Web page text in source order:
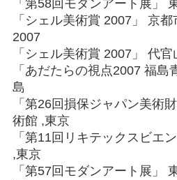
「第58回モダンアート展」
「シェル美術賞 2007」 京
2007
「シェル美術賞 2007」 代
「あだたらの視点2007 福
島
「第26回損保ジャパン美術
術館 ,東京
「第11回リキテックスビエ
,東京
「第57回モダンアート展」